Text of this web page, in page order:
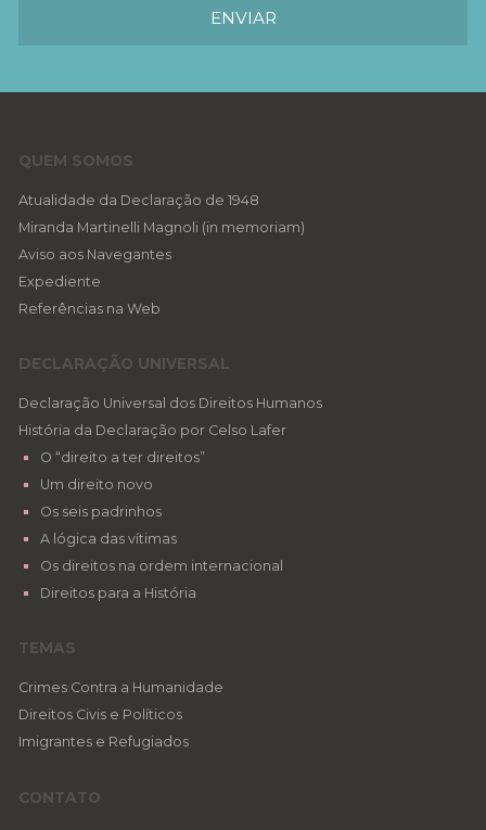
QUEM SOMOS
Atualidade da Declaração de 1948
Miranda Martinelli Magnoli (in memoriam)
Aviso aos Navegantes
Expediente
Referências na Web
DECLARAÇÃO UNIVERSAL
Declaração Universal dos Direitos Humanos
História da Declaração por Celso Lafer
O “direito a ter direitos”
Um direito novo
Os seis padrinhos
A lógica das vítimas
Os direitos na ordem internacional
Direitos para a História
TEMAS
Crimes Contra a Humanidade
Direitos Civis e Políticos
Imigrantes e Refugiados
CONTATO